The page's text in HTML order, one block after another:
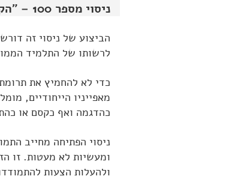
ניסוי מספר 100 – "הקפאה ללא קרור" – "עמוד הקיפאון"
הביצוע של ניסוי זה
לרשותו של התלמיד
כדי לא להחמיץ את
מאפייניו הייחודיים,
כהדגמה ואף כקסם או
ניסוי הפתיחה מחייב
ומעשיות לא מעטות. זו
ולהעלות הצעות